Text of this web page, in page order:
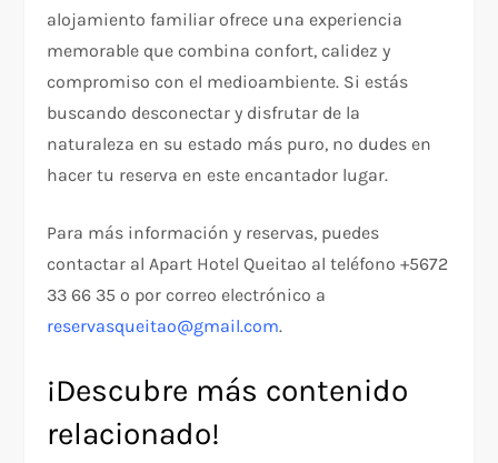
alojamiento familiar ofrece una experiencia
memorable que combina confort, calidez y
compromiso con el medioambiente. Si estás
buscando desconectar y disfrutar de la
naturaleza en su estado más puro, no dudes en
hacer tu reserva en este encantador lugar.
Para más información y reservas, puedes
contactar al Apart Hotel Queitao al teléfono +5672
33 66 35 o por correo electrónico a
reservasqueitao@gmail.com.
¡Descubre más contenido
relacionado!